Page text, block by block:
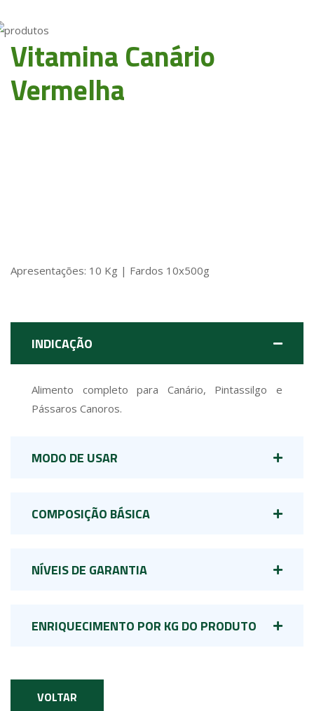
Vitamina Canário
Vermelha
Apresentações: 10 Kg | Fardos 10x500g
INDICAÇÃO
Alimento completo para Canário, Pintassilgo e
Pássaros Canoros.
MODO DE USAR
COMPOSIÇÃO BÁSICA
NÍVEIS DE GARANTIA
ENRIQUECIMENTO POR KG DO PRODUTO
VOLTAR